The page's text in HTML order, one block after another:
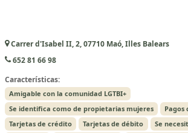
Carrer d'Isabel II, 2, 07710 Maó, Illes Balears
652 81 66 98
Características:
Amigable con la comunidad LGTBI+
Se identifica como de propietarias mujeres
Pagos
Tarjetas de crédito
Tarjetas de débito Se